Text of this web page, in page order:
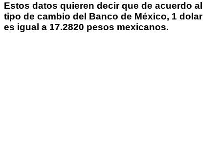
Estos datos quieren decir que de acuerdo al
tipo de cambio del Banco de México, 1 dolar
es igual a 17.2820 pesos mexicanos.